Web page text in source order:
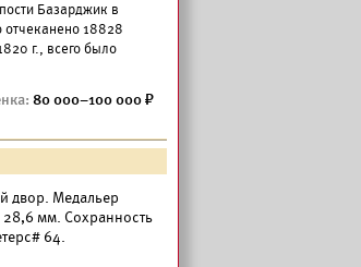
Базарджик в
отчеканено 18828
г., всего было
80 000–100 000
двор. Медальер
28,6 мм. Сохранность
64.